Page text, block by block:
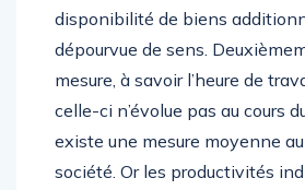
disponibilité de biens
dépourvue de sens.
mesure, à savoir l’heure de
celle-ci n’évolue pas au cours
existe une mesure moyenne
société. Or les productivités